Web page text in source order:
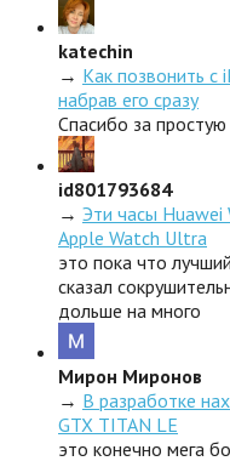
katechin
→ Как позвонить
набрав его сразу
Спасибо за
id801793684
→ Эти часы
Apple Watch Ultra
это пока что
сказал
дольше на много
Мирон Миронов
→ В разработке
GTX TITAN LE
это конечно мега